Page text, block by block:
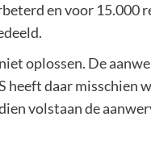
en voor 15.000
oplossen. De
daar misschien
volstaan de